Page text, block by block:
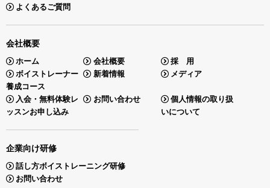
よくあるご質問
会社概要
ホーム 会社概要
採 用
ボイストレーナー
養成コース
新着情報 メディア
入会・無料体験レ
ッスンお申し込み
お問い合わせ
個人情報の取り扱
いについて
企業向け研修
話し方ボイストレーニング研修
お問い合わせ